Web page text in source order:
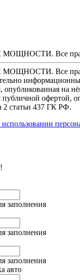
Все
Все
опубликованная на
публичной офертой,
2 статьи 437 ГК РФ.
заполнения
заполнения
заполнения
авто